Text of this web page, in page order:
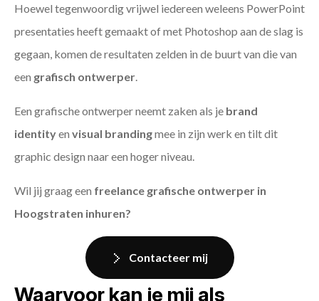
Hoewel tegenwoordig vrijwel iedereen weleens PowerPoint
presentaties heeft gemaakt of met Photoshop aan de slag is
gegaan, komen de resultaten zelden in de buurt van die van
een grafisch ontwerper
Een grafische ontwerper neemt zaken als je brand
identityen visual brandingmee in zijn werk en tilt dit
graphic design naar een hoger niveau.
Wil jij graag een freelance grafische ontwerper in
Hoogstraten inhuren?
Contacteer mij
Waarvoor kan je mij als